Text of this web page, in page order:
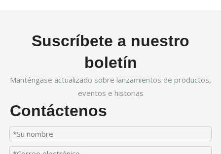
Suscríbete a nuestro
boletín
Manténgase actualizado sobre lanzamientos de productos,
eventos e historias
Contáctenos